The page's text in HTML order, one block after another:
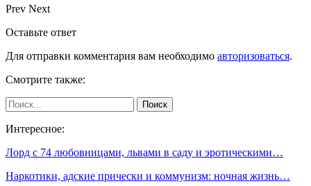
Prev Next
Оставьте ответ
Для отправки комментария вам необходимо авторизоваться.
Смотрите также:
Интересное:
Лорд с 74 любовницами, львами в саду и эротическими…
Наркотики, адские прически и коммунизм: ночная жизнь…